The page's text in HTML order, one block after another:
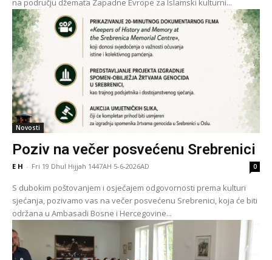
na području džemata Zapadne Evrope za Islamski kulturni...
Novosti
Poziv na večer posvećenu Srebrenici
E H - Fri 19 Dhul Hijjah 1447AH 5-6-2026AD 0
S dubokim poštovanjem i osjećajem odgovornosti prema kulturi
sjećanja, pozivamo vas na večer posvećenu Srebrenici, koja će biti
održana u Ambasadi Bosne i Hercegovine...